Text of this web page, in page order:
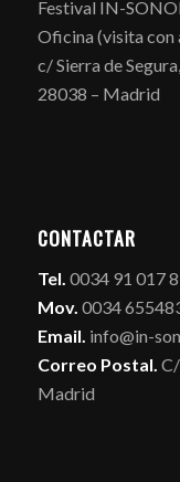
Festival IN-
Oficina (visita con
c/ Sierra de
28038 – Madrid
CONTACTAR
Tel. 0034 91 017
Mov. 0034
Email. info@in-
Correo Postal.
Madrid